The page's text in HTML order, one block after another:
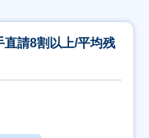
請8割以上/平均残